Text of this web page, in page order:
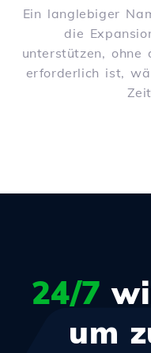
Ein langlebiger
die
unterstützen, ohne
erforderlich ist,
24/7
um